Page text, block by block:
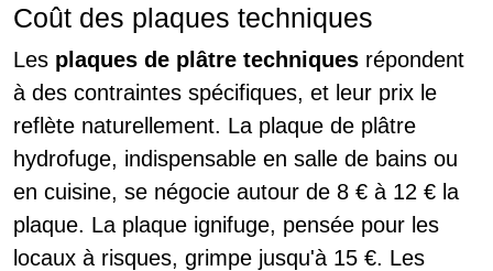
Coût des plaques techniques
Les plaques de plâtre techniques répondent
à des contraintes spécifiques, et leur prix le
reflète naturellement. La plaque de plâtre
hydrofuge, indispensable en salle de bains ou
en cuisine, se négocie autour de 8 € à 12 € la
plaque. La plaque ignifuge, pensée pour les
locaux à risques, grimpe jusqu'à 15 €. Les